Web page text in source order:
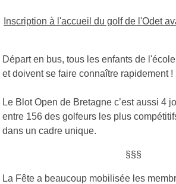
Inscription à l'accueil du golf de l'Odet
Départ en bus, tous les enfants de
et doivent se faire connaître rapidement !
Le Blot Open de Bretagne c’est aussi 4
entre 156 des golfeurs les plus
dans un cadre unique.
§§§
La Fête a beaucoup mobilisée les